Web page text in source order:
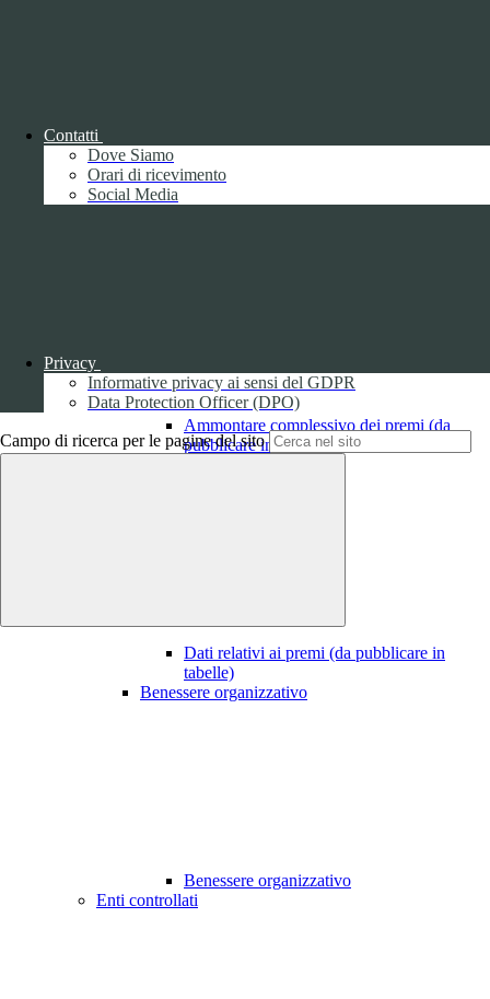
Contatti
Dove Siamo
Orari di ricevimento
Social Media
Privacy
Informative privacy ai sensi del GDPR
Data Protection Officer (DPO)
Campo di ricerca per le pagine del sito
Ammontare complessivo dei premi (da
pubblicare in tabelle) 1
Dati relativi ai premi (da pubblicare in
tabelle)
Benessere organizzativo
Benessere organizzativo
Enti controllati